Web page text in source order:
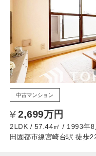
中古マンション
2,699万円
2LDK / 57.44㎡ / 1993年8
田園都市線宮崎台駅 徒歩